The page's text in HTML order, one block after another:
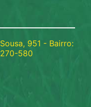
951 - Bairro:
580